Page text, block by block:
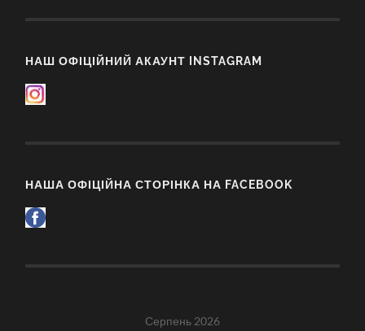
НАШ ОФІЦІЙНИЙ АКАУНТ INSTAGRAM
НАША ОФІЦІЙНА СТОРІНКА НА FACEBOOK
Серпень 2026